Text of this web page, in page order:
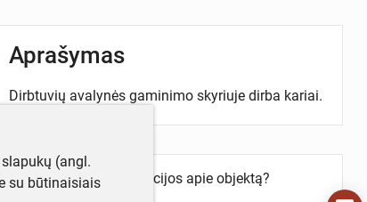
Aprašymas
Dirbtuvių avalynės gaminimo skyriuje dirba kariai.
Turite daugiau informacijos apie objektą?
(angl.
su būtinaisiais